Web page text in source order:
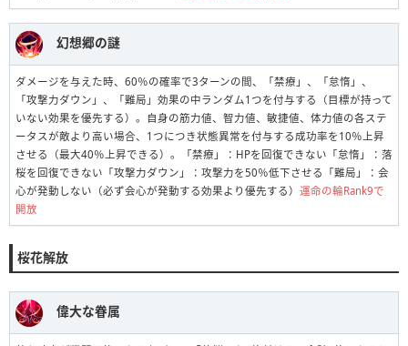
幻想郷の謎
ダメージを与えた時、60％の確率で3ターンの間、「禁療」、「怠惰」、
「攻撃力ダウン」、「難局」効果の中ランダム1つを付与する（目標が持って
いない効果を優先する）。自身の筋力値、智力値、敏捷値、体力値の各ステ
ータスが敵より高い場合、1つにつき状態異常を付与する成功率を10％上昇
させる（最大40％上昇できる）。「禁療」：HPを回復できない「怠惰」：落
桜を回復できない「攻撃力ダウン」：攻撃力を50％低下させる「難局」：会
心が発動しない（必ず会心が発動する効果より優先する） 運命の輪Rank9で
開放
桜花解放
偉大な眷属